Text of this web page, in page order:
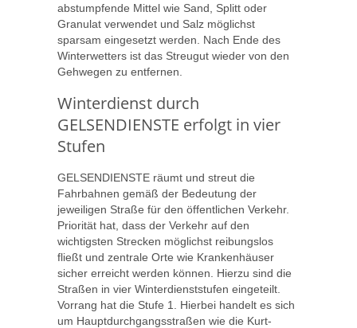
abstumpfende Mittel wie Sand, Splitt oder
Granulat verwendet und Salz möglichst
sparsam eingesetzt werden. Nach Ende des
Winterwetters ist das Streugut wieder von den
Gehwegen zu entfernen.
Winterdienst durch
GELSENDIENSTE erfolgt in vier
Stufen
GELSENDIENSTE räumt und streut die
Fahrbahnen gemäß der Bedeutung der
jeweiligen Straße für den öffentlichen Verkehr.
Priorität hat, dass der Verkehr auf den
wichtigsten Strecken möglichst reibungslos
fließt und zentrale Orte wie Krankenhäuser
sicher erreicht werden können. Hierzu sind die
Straßen in vier Winterdienststufen eingeteilt.
Vorrang hat die Stufe 1. Hierbei handelt es sich
um Hauptdurchgangsstraßen wie die Kurt-